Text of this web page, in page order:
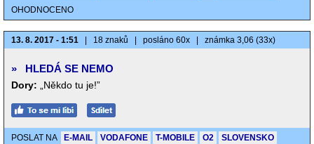
OHODNOCENO
13. 8. 2017 - 1:51 18 znaků posláno 60x známka 3,06 (33x)
» HLEDÁ SE NEMO
Dory: „Někdo tu je!”
POSLAT NA E-MAIL VODAFONE T-MOBILE O2
SLOVENSKO